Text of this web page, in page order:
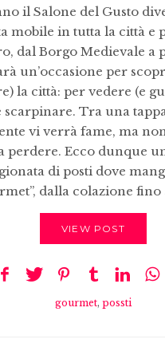
il Salone del Gusto
mobile in tutta la città e
dal Borgo Medievale a
un’occasione per
la città: per vedere (e
scarpinare. Tra una
vi verrà fame, ma
perdere. Ecco dunque
di posti dove
dalla colazione fino
VIEW POST
gourmet, possti